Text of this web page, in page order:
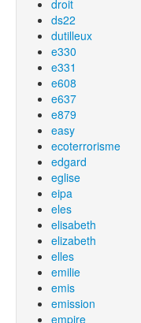
droit
ds22
dutilleux
e330
e331
e608
e637
e879
easy
ecoterrorisme
edgard
eglise
eipa
eles
elisabeth
elizabeth
elles
emilie
emis
emission
empire